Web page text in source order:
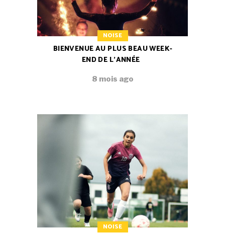
NOISE
BIENVENUE AU PLUS BEAU WEEK-
END DE L’ANNÉE
8 mois ago
NOISE